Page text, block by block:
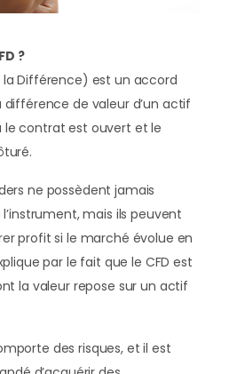
?
la Différence) est un accord
de valeur d’un actif
contrat est ouvert et le
ne possèdent jamais
mais ils peuvent
profit si le marché évolue en
par le fait que le CFD est
la valeur repose sur un actif
des risques, et il est